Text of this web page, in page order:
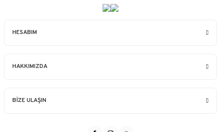
HESABIM
HAKKIMIZDA
BİZE ULAŞIN